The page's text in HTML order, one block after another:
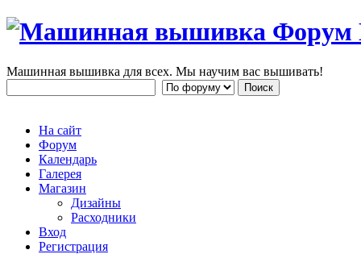
Машинная вышивка для всех. Мы научим вас вышивать!
На сайт
Форум
Календарь
Галерея
Магазин
Дизайны
Расходники
Вход
Регистрация